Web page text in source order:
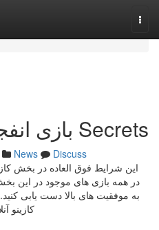
Top بازی انفجار سیب بت Secrets
News
Discuss
این شرایط فوق العاده در بخش
در همه بازی های موجود در این
به موفقیت های بالا دست یابی
کازینو